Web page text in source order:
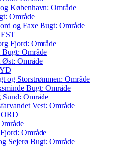
København: Område
Område
og Faxe Bugt: Område
Fjord: Område
Bugt: Område
Øst: Område
og Storstrømmen: Område
Bugt: Område
Sund: Område
Vest: Område
Område
Sejerø Bugt: Område